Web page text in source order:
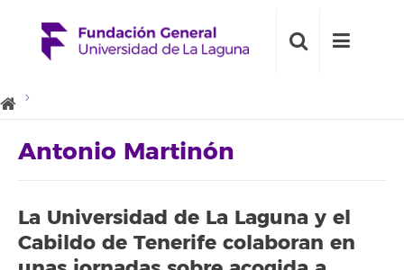
Antonio Martinón
La Universidad de La Laguna y el
Cabildo de Tenerife colaboran en